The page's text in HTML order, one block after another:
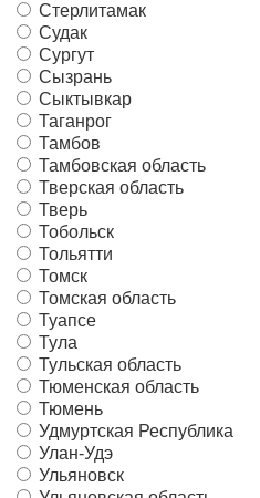
Стерлитамак
Судак
Сургут
Сызрань
Сыктывкар
Таганрог
Тамбов
Тамбовская область
Тверская область
Тверь
Тобольск
Тольятти
Томск
Томская область
Туапсе
Тула
Тульская область
Тюменская область
Тюмень
Удмуртская Республика
Улан-Удэ
Ульяновск